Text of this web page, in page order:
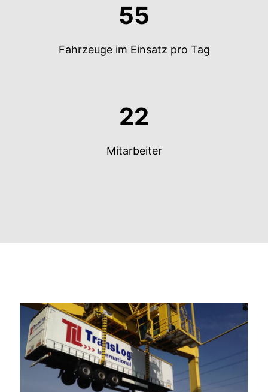
55
Fahrzeuge im Einsatz pro Tag
22
Mitarbeiter